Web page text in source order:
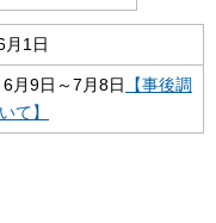
月1日
月9日～7月8日
【事後調
て】